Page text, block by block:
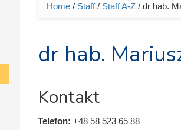
You are here
Home/ Staff/ Staff A-Z/ dr hab.
dr hab.
Kontakt
Telefon: +48 58 523 65 88